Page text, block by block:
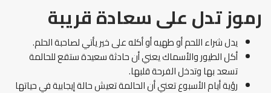
رموز تدل على سعادة قريبة
يدل شراء اللحم أو طهيه أو أكله على خير يأتي لصاحبة الحلم.
أكل الطيور والأسماك يعني أن حادثة سعيدة ستقع للحالمة
تسعد بها وتدخل الفرحة قلبها.
رؤية أيام الأسبوع تعني أن الحالمة تعيش حالة إيجابية في حياتها